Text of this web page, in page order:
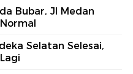
Bubar, Jl Medan
Selatan Selesai,